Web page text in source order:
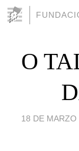
O
18 DE